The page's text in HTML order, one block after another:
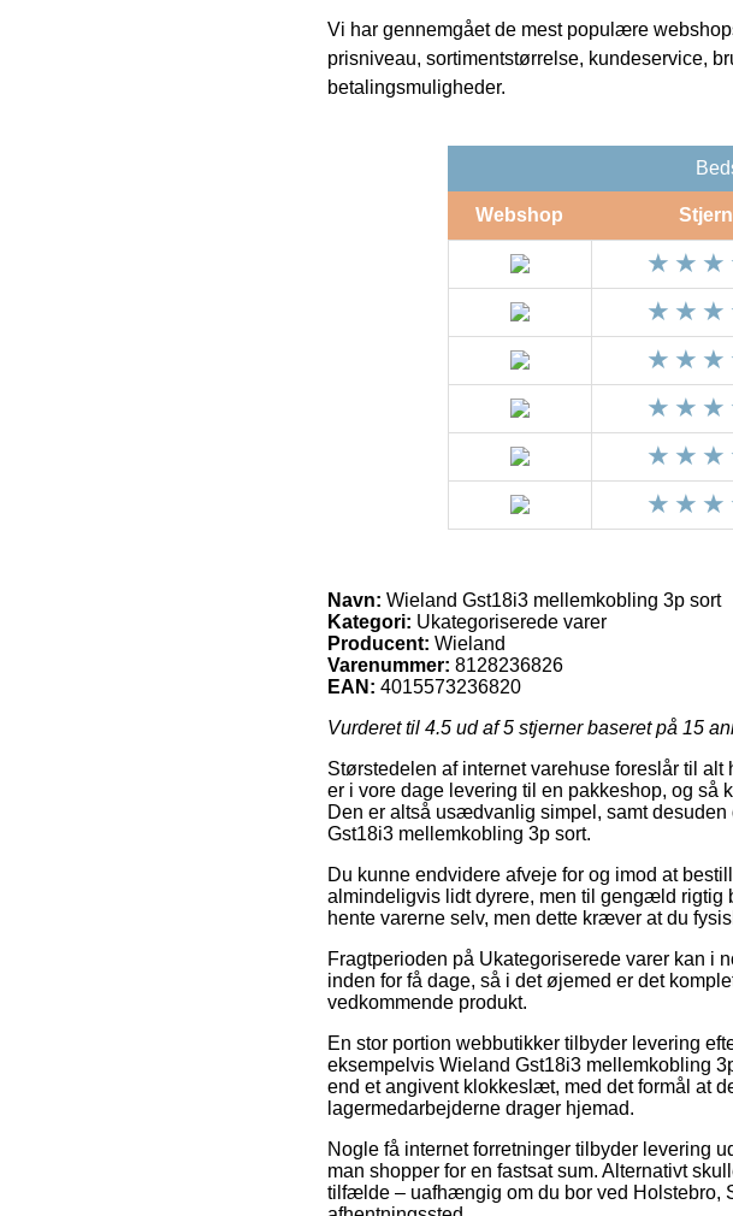
Vi har gennemgået de mest populære
prisniveau, sortimentstørrelse, kundeservice,
betalingsmuligheder.
Webshop
Navn: Wieland Gst18i3 mellemkobling 3p sort
Kategori: Ukategoriserede varer
Producent: Wieland
Varenummer: 8128236826
EAN: 4015573236820
Vurderet til 4.5 ud af 5 stjerner baseret på 15
Størstedelen af internet varehuse foreslår til
er i vore dage levering til en pakkeshop, og så
Den er altså usædvanlig simpel, samt
Gst18i3 mellemkobling 3p sort.
Du kunne endvidere afveje for og imod at
almindeligvis lidt dyrere, men til gengæld
hente varerne selv, men dette kræver at du
Fragtperioden på Ukategoriserede varer kan
inden for få dage, så i det øjemed er det
vedkommende produkt.
En stor portion webbutikker tilbyder levering
eksempelvis Wieland Gst18i3 mellemkobling
end et angivent klokkeslæt, med det formål at
lagermedarbejderne drager hjemad.
Nogle få internet forretninger tilbyder levering
man shopper for en fastsat sum. Alternativt
tilfælde – uafhængig om du bor ved Holstebro,